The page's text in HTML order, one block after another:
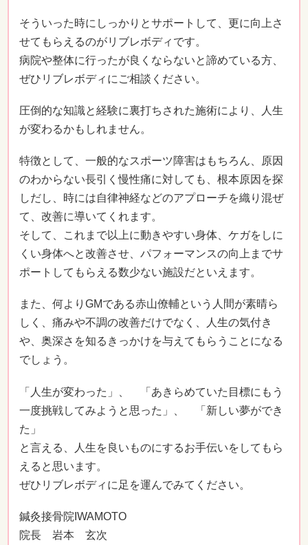
そういった時にしっかりとサポートして、更に向上さ
せてもらえるのがリブレボディです。
病院や整体に行ったが良くならないと諦めている方、
ぜひリブレボディにご相談ください。
圧倒的な知識と経験に裏打ちされた施術により、人生
が変わるかもしれません。
特徴として、一般的なスポーツ障害はもちろん、原因
のわからない長引く慢性痛に対しても、根本原因を探
しだし、時には自律神経などのアプローチを織り混ぜ
て、改善に導いてくれます。
そして、これまで以上に動きやすい身体、ケガをしに
くい身体へと改善させ、パフォーマンスの向上までサ
ポートしてもらえる数少ない施設だといえます。
また、何よりGMである赤山僚輔という人間が素晴ら
しく、痛みや不調の改善だけでなく、人生の気付き
や、奥深さを知るきっかけを与えてもらうことになる
でしょう。
「人生が変わった」、 「あきらめていた目標にもう
一度挑戦してみようと思った」、 「新しい夢ができ
た」
と言える、人生を良いものにするお手伝いをしてもら
えると思います。
ぜひリブレボディに足を運んでみてください。
鍼灸接骨院IWAMOTO
院長 岩本 玄次